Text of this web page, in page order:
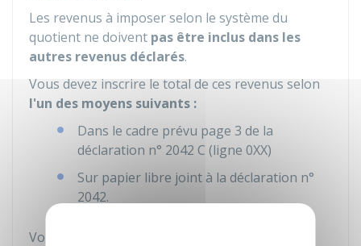
Les revenus à imposer selon le système du
quotient ne doivent pas être inclus dans les
autres revenus déclarés.
Vous devez inscrire le total de ces revenus selon
l'un des moyens suivants :
Dans le cadre prévu page 3 de la
déclaration n° 2042 C (ligne 0XX)
Sur papier libre joint à la déclaration n°
2042.
Vous devez